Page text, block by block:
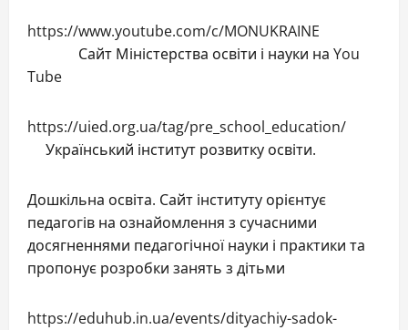
https://www.youtube.com/c/MONUKRAINE
Сайт Міністерства освіти і науки на You
Tube
https://uied.org.ua/tag/pre_school_education/
Український інститут розвитку освіти.
Дошкільна освіта. Сайт інституту орієнтує
педагогів на ознайомлення з сучасними
досягненнями педагогічної науки і практики та
пропонує розробки занять з дітьми
https://eduhub.in.ua/events/dityachiy-sadok-